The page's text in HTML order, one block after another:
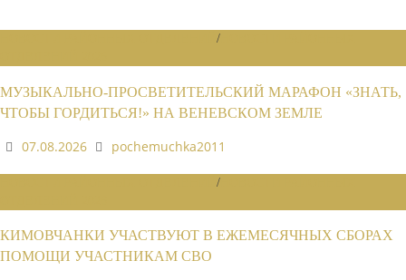
/
МУЗЫКАЛЬНО-ПРОСВЕТИТЕЛЬСКИЙ МАРАФОН «ЗНАТЬ,
ЧТОБЫ ГОРДИТЬСЯ!» НА ВЕНЕВСКОМ ЗЕМЛЕ
07.08.2026
pochemuchka2011
/
КИМОВЧАНКИ УЧАСТВУЮТ В ЕЖЕМЕСЯЧНЫХ СБОРАХ
ПОМОЩИ УЧАСТНИКАМ СВО